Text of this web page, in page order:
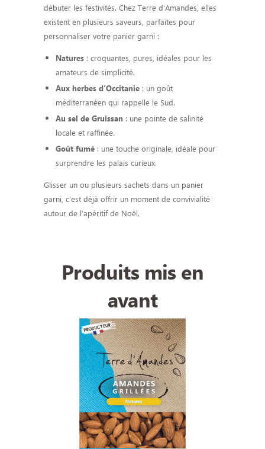
débuter les festivités. Chez Terre d’Amandes, elles
existent en plusieurs saveurs, parfaites pour
personnaliser votre panier garni :
Natures: croquantes, pures, idéales pour les
amateurs de simplicité.
Aux herbes d’Occitanie: un goût
méditerranéen qui rappelle le Sud.
Au sel de Gruissan : une pointe de salinité
locale et raffinée.
Goût fumé: une touche originale, idéale pour
surprendre les palais curieux.
Glisser un ou plusieurs sachets dans un panier
garni, c’est déjà offrir un moment de convivialité
autour de l’apéritif de Noël.
Produits mis en
avant